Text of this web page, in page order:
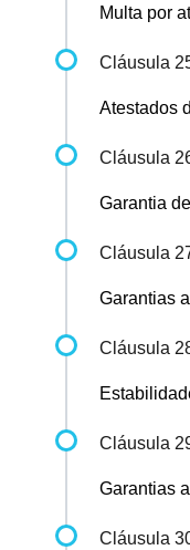
Multa por
Cláusula
Atestados
Cláusula
Garantia
Cláusula
Garantias
Cláusula
Cláusula
Garantias
Cláusula